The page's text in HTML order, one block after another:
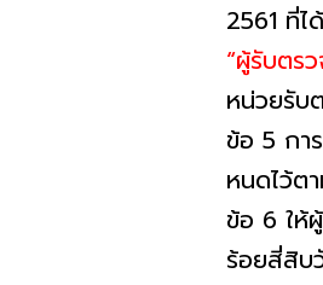
2561 ที่
“ผู้รับตร
หน่วยรับ
ข้อ 5 กา
หนดไว้ต
ข้อ 6 ให้
ร้อยสี่สิบ